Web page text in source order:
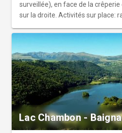
surveillée), en face de la
sur la droite. Activités sur place:
Lac Chambon -